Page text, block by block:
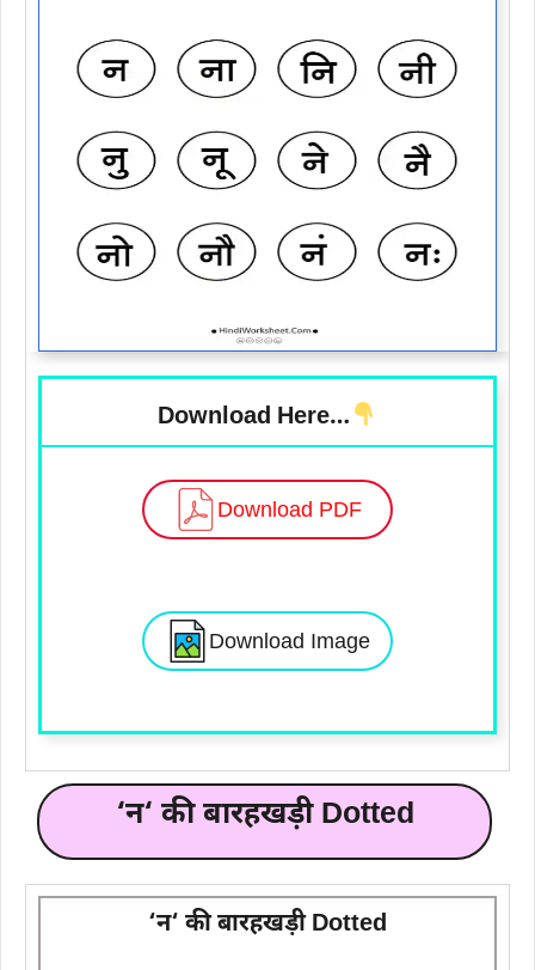
Download Here…
Download PDF
Download Image
‘न‘ की बारहखड़ी Dotted
‘न‘ की बारहखड़ी Dotted